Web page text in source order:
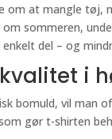
om at mangle
sommeren,
del – og
i
bomuld, vil man
gør t-shirten